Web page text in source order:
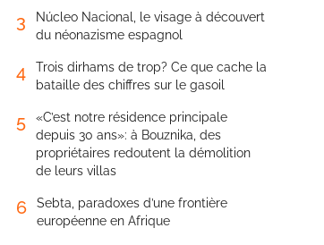
3
Núcleo Nacional, le visage à découvert
du néonazisme espagnol
4
Trois dirhams de trop? Ce que cache la
bataille des chiffres sur le gasoil
5
«C’est notre résidence principale
depuis 30 ans»: à Bouznika, des
propriétaires redoutent la démolition
de leurs villas
6
Sebta, paradoxes d’une frontière
européenne en Afrique